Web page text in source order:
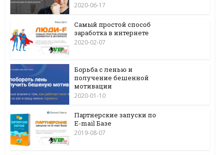
2020-06-17
Самый простой способ
заработка в интернете
2020-02-07
Борьба с ленью и
получение бешенной
мотивации
2020-01-10
Партнерские запуски по
E-mail Базе
2019-08-07